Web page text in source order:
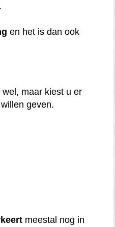
en het is dan ook
maar kiest u er
geven.
meestal nog in